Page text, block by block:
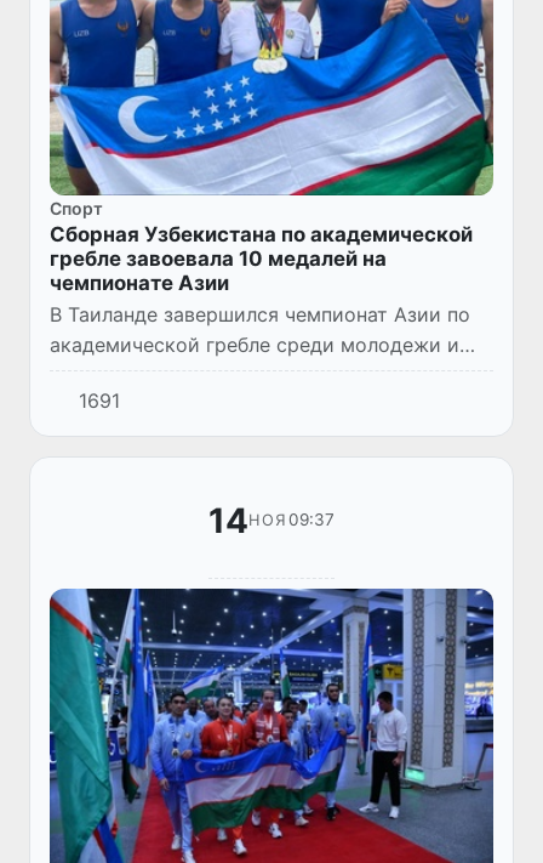
Спорт
Сборная Узбекистана по академической
гребле завоевала 10 медалей на
чемпионате Азии
В Таиланде завершился чемпионат Азии по
академической гребле среди молодежи и
взрослых. В заключительный день
соревнований, представители сборной
Узбекистана боролись за победу в р...
1691
14НОЯ 09:37